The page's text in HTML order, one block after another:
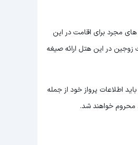
خانم های مجرد برای اقامت در این
زوجین در این هتل ارائه صیغه
اطلاعات پرواز خود از جمله
محروم خواهند شد.